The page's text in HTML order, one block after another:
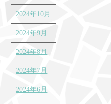
2024年10月
2024年9月
2024年8月
2024年7月
2024年6月